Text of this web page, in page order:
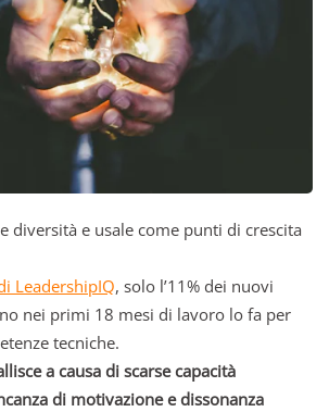
diversità e usale come punti di crescita
LeadershipIQ, solo l’11% dei nuovi
nei primi 18 mesi di lavoro lo fa per
tecniche.
a causa di scarse capacità
di motivazione e dissonanza